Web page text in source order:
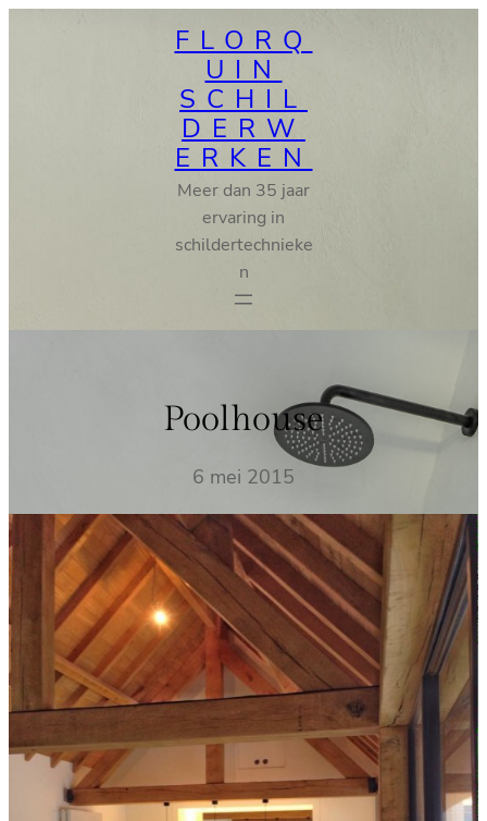
FLORQ
UIN
SCHIL
DERW
ERKEN
Meer dan 35 jaar
ervaring in
schildertechnieke
n
Poolhouse
6 mei 2015